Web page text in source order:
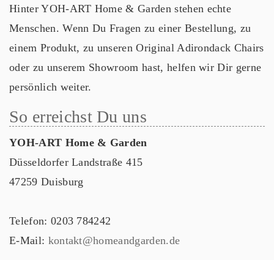
Hinter YOH-ART Home & Garden stehen echte
Menschen. Wenn Du Fragen zu einer Bestellung, zu
einem Produkt, zu unseren Original Adirondack Chairs
oder zu unserem Showroom hast, helfen wir Dir gerne
persönlich weiter.
So erreichst Du uns
YOH-ART Home & Garden
Düsseldorfer Landstraße 415
47259 Duisburg
Telefon: 0203 784242
E-Mail: kontakt@homeandgarden.de